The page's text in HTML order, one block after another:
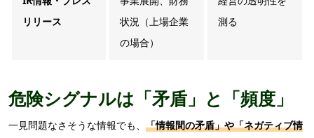
リリース
状況（上場企業
の場合）
測る
危険シグナルは「矛盾」と「頻度」
一見問題なさそうな情報でも、 「情報間の矛盾」や「ネガティブ情